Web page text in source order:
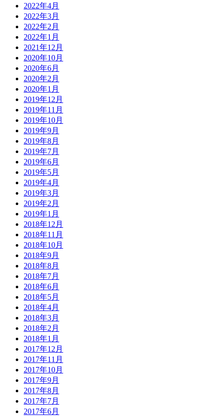
2022年4月
2022年3月
2022年2月
2022年1月
2021年12月
2020年10月
2020年6月
2020年2月
2020年1月
2019年12月
2019年11月
2019年10月
2019年9月
2019年8月
2019年7月
2019年6月
2019年5月
2019年4月
2019年3月
2019年2月
2019年1月
2018年12月
2018年11月
2018年10月
2018年9月
2018年8月
2018年7月
2018年6月
2018年5月
2018年4月
2018年3月
2018年2月
2018年1月
2017年12月
2017年11月
2017年10月
2017年9月
2017年8月
2017年7月
2017年6月